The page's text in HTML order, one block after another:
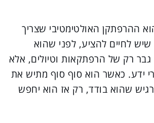
ההרפתקן האולטימטיבי שצריך
לחיים להציע, לפני שהוא
רק של הרפתקאות וטיולים, אלא
ידע. כאשר הוא סוף סוף מתיש את
שהוא בודד, רק אז הוא יחפש